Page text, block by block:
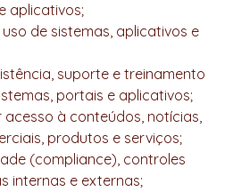
aplicativos;
de sistemas, aplicativos e
suporte e treinamento
portais e aplicativos;
acesso à conteúdos, notícias,
produtos e serviços;
(compliance), controles
internas e externas;